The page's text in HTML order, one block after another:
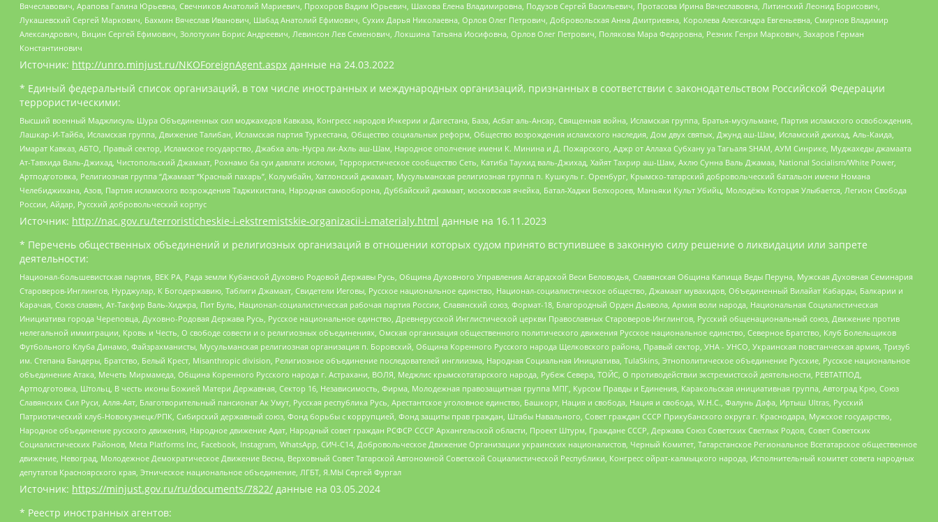
Вячеславович, Арапова Галина Юрьевна, Свечников Анатолий Мариевич, Прохоров Вадим Юрьевич, Шахова Елена Владимировна, Подузов Сергей Васильевич, Протасова Ирина Вячеславовна, Литинский Леонид Борисович,
Лукашевский Сергей Маркович, Бахмин Вячеслав Иванович, Шабад Анатолий Ефимович, Сухих Дарья Николаевна, Орлов Олег Петрович, Добровольская Анна Дмитриевна, Королева Александра Евгеньевна, Смирнов Владимир
Александрович, Вицин Сергей Ефимович, Золотухин Борис Андреевич, Левинсон Лев Семенович, Локшина Татьяна Иосифовна, Орлов Олег Петрович, Полякова Мара Федоровна, Резник Генри Маркович, Захаров Герман
Константинович
Источник: http://unro.minjust.ru/NKOForeignAgent.aspx данные на 24.03.2022
* Единый федеральный список организаций, в том числе иностранных и международных организаций, признанных в соответствии с законодательством Российской Федерации
террористическими:
Высший военный Маджлисуль Шура Объединенных сил моджахедов Кавказа, Конгресс народов Ичкерии и Дагестана, База, Асбат аль-Ансар, Священная война, Исламская группа, Братья-мусульмане, Партия исламского освобождения,
Лашкар-И-Тайба, Исламская группа, Движение Талибан, Исламская партия Туркестана, Общество социальных реформ, Общество возрождения исламского наследия, Дом двух святых, Джунд аш-Шам, Исламский джихад, Аль-Каида,
Имарат Кавказ, АБТО, Правый сектор, Исламское государство, Джабха аль-Нусра ли-Ахль аш-Шам, Народное ополчение имени К. Минина и Д. Пожарского, Аджр от Аллаха Субхану уа Тагьаля SHAM, АУМ Синрике, Муджахеды джамаата
Ат-Тавхида Валь-Джихад, Чистопольский Джамаат, Рохнамо ба суи давлати исломи, Террористическое сообщество Сеть, Катиба Таухид валь-Джихад, Хайят Тахрир аш-Шам, Ахлю Сунна Валь Джамаа, National Socialism/White Power,
Артподготовка, Религиозная группа “Джамаат “Красный пахарь”, Колумбайн, Хатлонский джамаат, Мусульманская религиозная группа п. Кушкуль г. Оренбург, Крымско-татарский добровольческий батальон имени Номана
Челебиджихана, Азов, Партия исламского возрождения Таджикистана, Народная самооборона, Дуббайский джамаат, московская ячейка, Батал-Хаджи Белхороев, Маньяки Культ Убийц, Молодёжь Которая Улыбается, Легион Свобода
России, Айдар, Русский добровольческий корпус
Источник: http://nac.gov.ru/terroristicheskie-i-ekstremistskie-organizacii-i-materialy.html данные на 16.11.2023
* Перечень общественных объединений и религиозных организаций в отношении которых судом принято вступившее в законную силу решение о ликвидации или запрете
деятельности:
Национал-большевистская партия, ВЕК РА, Рада земли Кубанской Духовно Родовой Державы Русь, Община Духовного Управления Асгардской Веси Беловодья, Славянская Община Капища Веды Перуна, Мужская Духовная Семинария
Староверов-Инглингов, Нурджулар, К Богодержавию, Таблиги Джамаат, Свидетели Иеговы, Русское национальное единство, Национал-социалистическое общество, Джамаат мувахидов, Объединенный Вилайат Кабарды, Балкарии и
Карачая, Союз славян, Ат-Такфир Валь-Хиджра, Пит Буль, Национал-социалистическая рабочая партия России, Славянский союз, Формат-18, Благородный Орден Дьявола, Армия воли народа, Национальная Социалистическая
Инициатива города Череповца, Духовно-Родовая Держава Русь, Русское национальное единство, Древнерусской Инглистической церкви Православных Староверов-Инглингов, Русский общенациональный союз, Движение против
нелегальной иммиграции, Кровь и Честь, О свободе совести и о религиозных объединениях, Омская организация общественного политического движения Русское национальное единство, Северное Братство, Клуб Болельщиков
Футбольного Клуба Динамо, Файзрахманисты, Мусульманская религиозная организация п. Боровский, Община Коренного Русского народа Щелковского района, Правый сектор, УНА - УНСО, Украинская повстанческая армия, Тризуб
им. Степана Бандеры, Братство, Белый Крест, Misanthropic division, Религиозное объединение последователей инглиизма, Народная Социальная Инициатива, TulaSkins, Этнополитическое объединение Русские, Русское национальное
объединение Атака, Мечеть Мирмамеда, Община Коренного Русского народа г. Астрахани, ВОЛЯ, Меджлис крымскотатарского народа, Рубеж Севера, ТОЙС, О противодействии экстремистской деятельности, РЕВТАТПОД,
Артподготовка, Штольц, В честь иконы Божией Матери Державная, Сектор 16, Независимость, Фирма, Молодежная правозащитная группа МПГ, Курсом Правды и Единения, Каракольская инициативная группа, Автоград Крю, Союз
Славянских Сил Руси, Алля-Аят, Благотворительный пансионат Ак Умут, Русская республика Русь, Арестантское уголовное единство, Башкорт, Нация и свобода, Нация и свобода, W.H.С., Фалунь Дафа, Иртыш Ultras, Русский
Патриотический клуб-Новокузнецк/РПК, Сибирский державный союз, Фонд борьбы с коррупцией, Фонд защиты прав граждан, Штабы Навального, Совет граждан СССР Прикубанского округа г. Краснодара, Мужское государство,
Народное объединение русского движения, Народное движение Адат, Народный совет граждан РСФСР СССР Архангельской области, Проект Штурм, Граждане СССР, Держава Союз Советских Светлых Родов, Совет Советских
Социалистических Районов, Meta Platforms Inc, Facebook, Instagram, WhatsApp, СИЧ-С14, Добровольческое Движение Организации украинских националистов, Черный Комитет, Татарстанское Региональное Всетатарское общественное
движение, Невоград, Молодежное Демократическое Движение Весна, Верховный Совет Татарской Автономной Советской Социалистической Республики, Конгресс ойрат-калмыцкого народа, Исполнительный комитет совета народных
депутатов Красноярского края, Этническое национальное объединение, ЛГБТ, Я.МЫ Сергей Фургал
Источник: https://minjust.gov.ru/ru/documents/7822/ данные на 03.05.2024
* Реестр иностранных агентов: